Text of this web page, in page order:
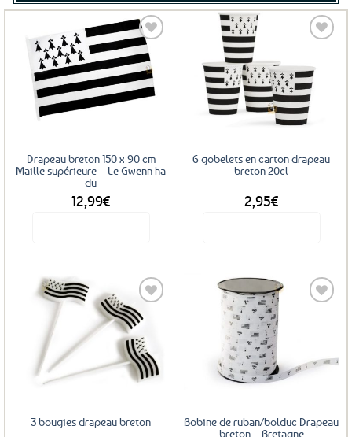
Ajouter
aux
favoris
Drapeau breton 150 x 90 cm
Maille supérieure – Le Gwenn ha
du
12,99€
Ajouter
aux
favoris
6 gobelets en carton drapeau
breton 20cl
2,95€
Ajouter
aux
favoris
3 bougies drapeau breton
favoris
Bobine de ruban/bolduc Drapeau
breton – Bretagne